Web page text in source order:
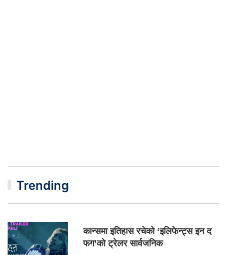
Trending
कान्समा इतिहास रचेको ‘इलिफेन्ट्स इन द
फग’को ट्रेलर सार्वजनिक